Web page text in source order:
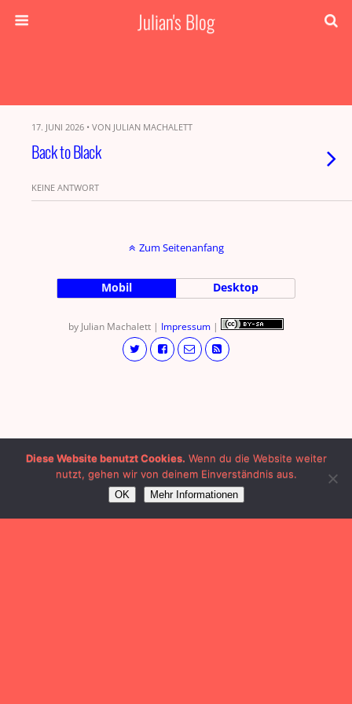
Julian's Blog
17. JUNI 2026 • VON JULIAN MACHALETT
Back to Black
KEINE ANTWORT
Zum Seitenanfang
Mobil Desktop
by Julian Machalett | Impressum |
Diese Website benutzt Cookies. Wenn du die Website weiter
nutzt, gehen wir von deinem Einverständnis aus.
OK Mehr Informationen